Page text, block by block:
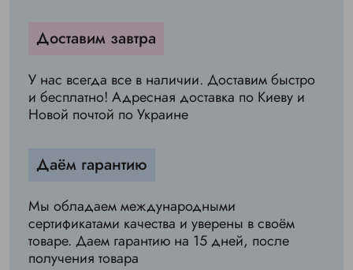
Доставим завтра
У нас всегда все в наличии. Доставим быстро
и бесплатно! Адресная доставка по Киеву и
Новой почтой по Украине
Даём гарантию
Мы обладаем международными
сертификатами качества и уверены в своём
товаре. Даем гарантию на 15 дней, после
получения товара